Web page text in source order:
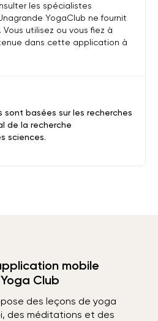
basées sur les recherches
de la recherche
sciences.
les spécialistes
YogaClub ne fournit
utilisez ou vous fiez à
dans cette application à
mobile
Club
des leçons de yoga
des méditations et des